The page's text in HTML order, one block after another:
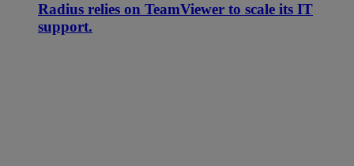
Radius relies on TeamViewer to scale its IT
support.